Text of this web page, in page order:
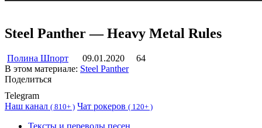
Steel Panther — Heavy Metal Rules
Полина Шпорт 09.01.2020
64
В этом материале: Steel Panther
Поделиться
Telegram
Наш канал ( 810+ ) Чат рокеров ( 120+ )
Тексты и переводы песен